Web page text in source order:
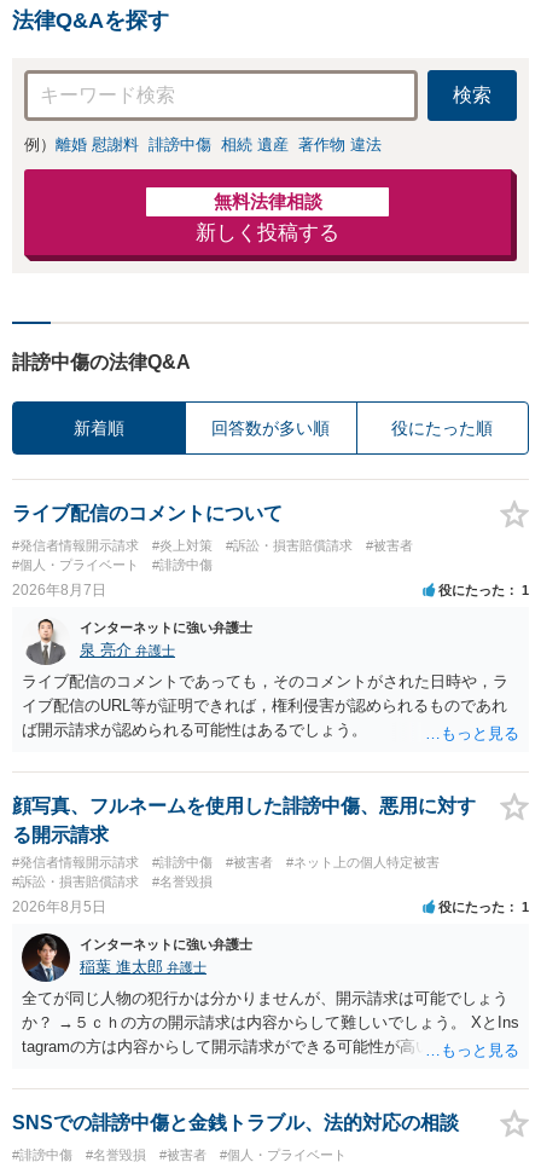
応可：開示請求の
意見照会が来たと
きの対処法、被害
者との示談交渉
法律Q&Aを探す
検索
例） 離婚 慰謝料 誹謗中傷 相続 遺産 著作物 違法
無料法律相談
新しく投稿する
誹謗中傷の法律Q&A
新着順 回答数が多い順 役にたった順
ライブ配信のコメントについて
#発信者情報開示請求 #炎上対策 #訴訟・損害賠償請求
#被害者
#個人・プライベート
#誹謗中傷
2026年8月7日 役にたった 1
インターネットに強い弁護士
泉 亮介 弁護士
ライブ配信のコメントであっても，そのコメントがされた日時や，ラ
イブ配信のURL等が証明できれば，権利侵害が認められるものであれ
ば開示請求が認められる可能性はあるでしょう。
顔写真、フルネームを使用した誹謗中傷、悪用に対す
る開示請求
#発信者情報開示請求 #誹謗中傷 #被害者
#ネット上の個人特定被害
#訴訟・損害賠償請求
#名誉毀損
2026年8月5日 役にたった 1
インターネットに強い弁護士
稲葉 進太郎 弁護士
全てが同じ人物の犯行かは分かりませんが、開示請求は可能でしょう
か？ →５ｃｈの方の開示請求は内容からして難しいでしょう。 XとIns
tagramの方は内容からして開示請求ができる可能性が高いでしょう。
いでしょう。７月中にアカウントが削除されている場合、今から進め
ても失敗する可能性が高いように思われます。 相手を特定できた場
合、相手に全ての弁護士費用を負担させることは可能でしょうか？ →
SNSでの誹謗中傷と金銭トラブル、法的対応の相談
#誹謗中傷 #名誉毀損 #被害者 #個人・プライベート